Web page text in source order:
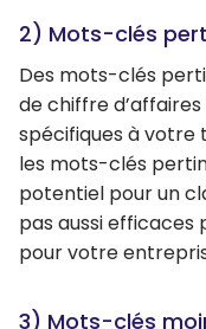
2) Mots-clés
Des mots-clés
de chiffre
spécifiques à votre
les mots-clés
potentiel pour un
pas aussi efficaces
pour votre
3) Mots-clés